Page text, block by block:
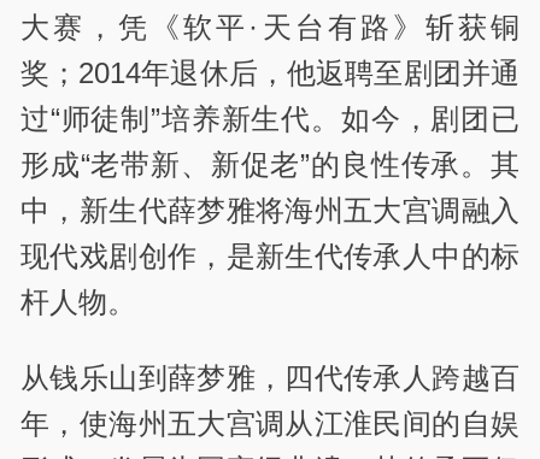
大赛，凭《软平·天台有路》斩获铜
奖；2014年退休后，他返聘至剧团并通
过“师徒制”培养新生代。如今，剧团已
形成“老带新、新促老”的良性传承。其
中，新生代薛梦雅将海州五大宫调融入
现代戏剧创作，是新生代传承人中的标
杆人物。
从钱乐山到薛梦雅，四代传承人跨越百
年，使海州五大宫调从江淮民间的自娱